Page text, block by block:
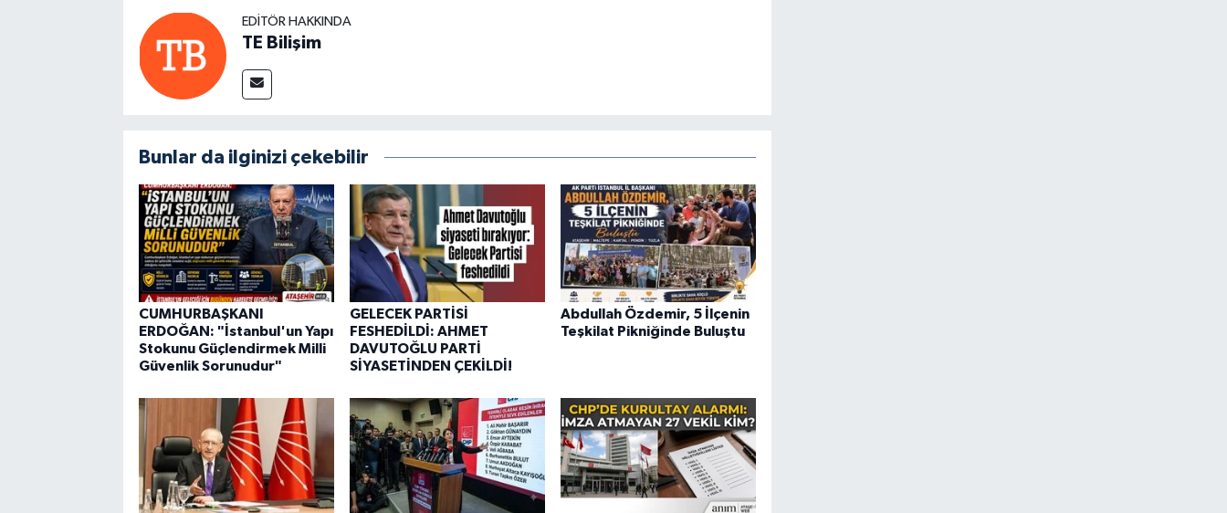
EDITÖR HAKKINDA
TE Bilişim
Bunlar da ilginizi çekebilir
CUMHURBAŞKANI
ERDOĞAN: "İstanbul'un Yapı
Stokunu Güçlendirmek Milli
Güvenlik Sorunudur"
GELECEK PARTİSİ
FESHEDİLDİ: AHMET
DAVUTOĞLU PARTİ
SİYASETİNDEN ÇEKİLDİ!
Abdullah Özdemir, 5 İlçenin
Teşkilat Pikniğinde Buluştu